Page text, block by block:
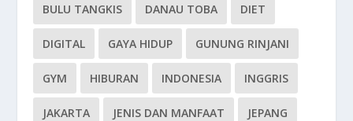
BULU TANGKIS DANAU TOBA DIET
DIGITAL GAYA HIDUP GUNUNG RINJANI
GYM HIBURAN INDONESIA INGGRIS
JAKARTA JENIS DAN MANFAAT JEPANG